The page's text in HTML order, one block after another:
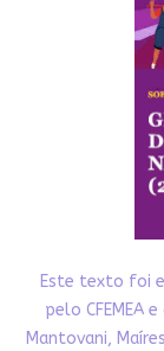
Este texto foi
pelo CFEMEA
Mantovani,